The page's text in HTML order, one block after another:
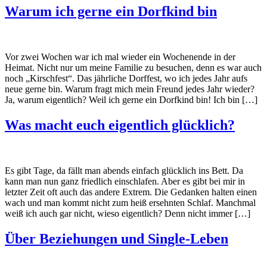
Warum ich gerne ein Dorfkind bin
Vor zwei Wochen war ich mal wieder ein Wochenende in der
Heimat. Nicht nur um meine Familie zu besuchen, denn es war auch
noch „Kirschfest“. Das jährliche Dorffest, wo ich jedes Jahr aufs
neue gerne bin. Warum fragt mich mein Freund jedes Jahr wieder?
Ja, warum eigentlich? Weil ich gerne ein Dorfkind bin! Ich bin […]
Was macht euch eigentlich glücklich?
Es gibt Tage, da fällt man abends einfach glücklich ins Bett. Da
kann man nun ganz friedlich einschlafen. Aber es gibt bei mir in
letzter Zeit oft auch das andere Extrem. Die Gedanken halten einen
wach und man kommt nicht zum heiß ersehnten Schlaf. Manchmal
weiß ich auch gar nicht, wieso eigentlich? Denn nicht immer […]
Über Beziehungen und Single-Leben